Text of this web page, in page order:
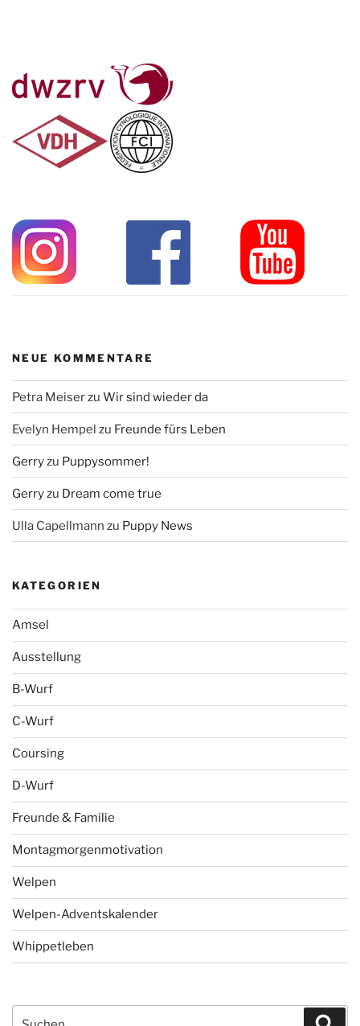
NEUE KOMMENTARE
Petra Meiserzu Wir sind wieder da
Evelyn Hempel zu Freunde fürs Leben
Gerryzu Puppysommer!
Gerryzu Dream come true
Ulla Capellmann zu Puppy News
KATEGORIEN
Amsel
Ausstellung
B-Wurf
C-Wurf
Coursing
D-Wurf
Freunde & Familie
Montagmorgenmotivation
Welpen
Welpen-Adventskalender
Whippetleben